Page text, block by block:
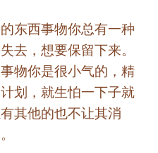
东西事物你总有一种
去，想要保留下来。
物你是很小气的，精
划，就生怕一下子就
其他的也不让其消